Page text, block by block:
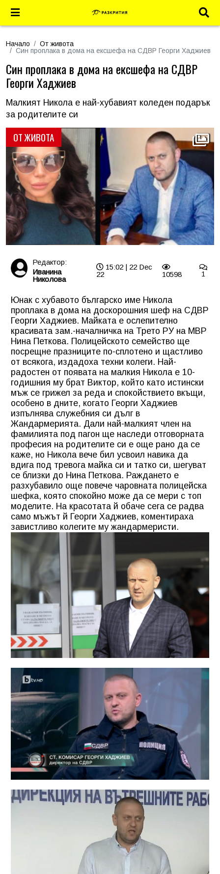
Начало
От живота
Син проплака в дома на ексшефа на СДВР Георги Хаджиев
ОТ ЖИВОТА
Син проплака в дома на ексшефа на СДВР
Георги Хаджиев
Малкият Никола е най-хубавият коледен подарък
за родителите си
Редактор:
Иванина
Николова
15:02 | 22 Dec
22
10598 1
Юнак с хубавото българско име Никола
проплака в дома на доскорошния шеф на СДВР
Георги Хаджиев. Майката е ослепително
красивата зам.-началничка на Трето РУ на МВР
Нина Петкова. Полицейското семейство ще
посрещне празниците по-сплотено и щастливо
от всякога, издадоха техни колеги. Най-
радостен от появата на малкия Никола е 10-
годишния му брат Виктор, който като истински
мъж се грижел за реда и спокойствието вкъщи,
особено в дните, когато Георги Хаджиев
изпълнява служебния си дълг в
Жандармерията. Дали най-малкият член на
фамилията под пагон ще наследи отговорната
професия на родителите си е още рано да се
каже, но Никола вече бил усвоил навика да
вдига под тревога майка си и татко си, шегуват
се близки до Нина Петкова. Раждането е
разхубавило още повече чаровната полицейска
шефка, която спокойно може да се мери с топ
моделите. На красотата й обаче сега се радва
само мъжът й Георги Хаджиев, коментираха
завистливо колегите му жандармеристи.